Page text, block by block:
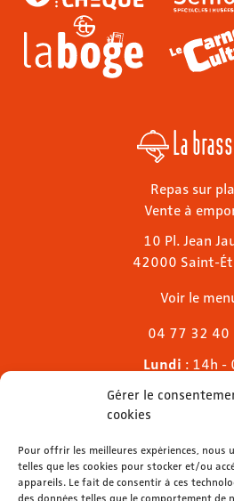
Gérer le
cookies
Pour offrir les meilleures expériences, nous
telles que les cookies pour stocker et/ou
appareils. Le fait de consentir à ces
des données telles que le comportement de
La
Repas sur
Vente à
10 Pl. Jean
42000 Saint-
Voir le
04 77 32 40
Lundi : 14h -
Mardi & mercredi
Jeudi
Dimanche: 11h